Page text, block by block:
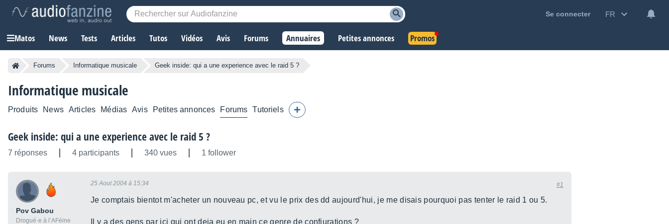
Se connecter FR
Matos News Tests Articles Tutos Vidéos Avis Forums Annuaires Petites annonces Promos
Forums Informatique musicale Geek inside: qui a une experience avec le raid 5 ?
Informatique musicale
Produits News Articles Médias Avis Petites annonces Forums Tutoriels
Geek inside: qui a une experience avec le raid 5 ?
7 réponses 4 participants 340 vues 1 follower
Pov Gabou
Drogué·e à l’AFéine
25 Aout 2004 à 15:34 #1
Je comptais bientot m'acheter un nouveau pc, et vu le prix des dd aujourd'hui, je me disais pourquoi pas tenter le raid 1 ou 5.
Il y a des gens par ici qui ont deja eu en main ce genre de confiurations ?